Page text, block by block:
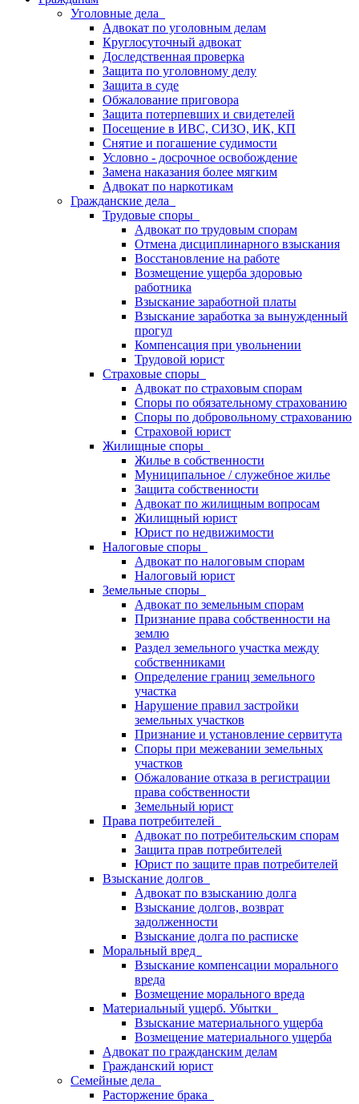
Уголовные дела
Адвокат по уголовным делам
Круглосуточный адвокат
Доследственная проверка
Защита по уголовному делу
Защита в суде
Обжалование приговора
Защита потерпевших и свидетелей
Посещение в ИВС, СИЗО, ИК, КП
Снятие и погашение судимости
Условно - досрочное освобождение
Замена наказания более мягким
Адвокат по наркотикам
Гражданские дела
Трудовые споры
Адвокат по трудовым спорам
Отмена дисциплинарного взыскания
Восстановление на работе
Возмещение ущерба здоровью
работника
Взыскание заработной платы
Взыскание заработка за вынужденный
прогул
Компенсация при увольнении
Трудовой юрист
Страховые споры
Адвокат по страховым спорам
Споры по обязательному страхованию
Споры по добровольному страхованию
Страховой юрист
Жилищные споры
Жилье в собственности
Муниципальное / служебное жилье
Защита собственности
Адвокат по жилищным вопросам
Жилищный юрист
Юрист по недвижимости
Налоговые споры
Адвокат по налоговым спорам
Налоговый юрист
Земельные споры
Адвокат по земельным спорам
Признание права собственности на
землю
Раздел земельного участка между
собственниками
Определение границ земельного
участка
Нарушение правил застройки
земельных участков
Признание и установление сервитута
Споры при межевании земельных
участков
Обжалование отказа в регистрации
права собственности
Земельный юрист
Права потребителей
Адвокат по потребительским спорам
Защита прав потребителей
Юрист по защите прав потребителей
Взыскание долгов
Адвокат по взысканию долга
Взыскание долгов, возврат
задолженности
Взыскание долга по расписке
Моральный вред
Взыскание компенсации морального
вреда
Возмещение морального вреда
Материальный ущерб. Убытки
Взыскание материального ущерба
Возмещение материального ущерба
Адвокат по гражданским делам
Гражданский юрист
Семейные дела
Расторжение брака